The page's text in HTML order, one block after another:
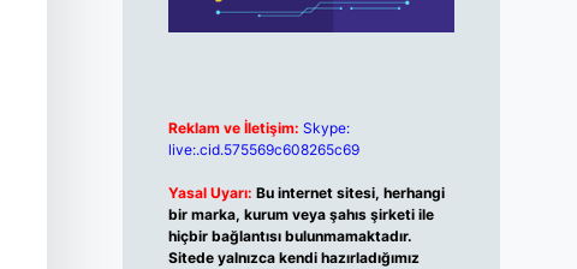
Reklam ve İletişim: Skype:
live:.cid.575569c608265c69
Yasal Uyarı: Bu internet sitesi, herhangi
bir marka, kurum veya şahıs şirketi ile
hiçbir bağlantısı bulunmamaktadır.
Sitede yalnızca kendi hazırladığımız